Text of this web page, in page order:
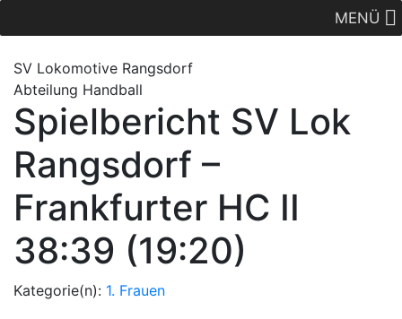
MENÜ
SV Lokomotive Rangsdorf
Abteilung Handball
Spielbericht SV Lok
Rangsdorf –
Frankfurter HC II
38:39 (19:20)
Kategorie(n): 1. Frauen